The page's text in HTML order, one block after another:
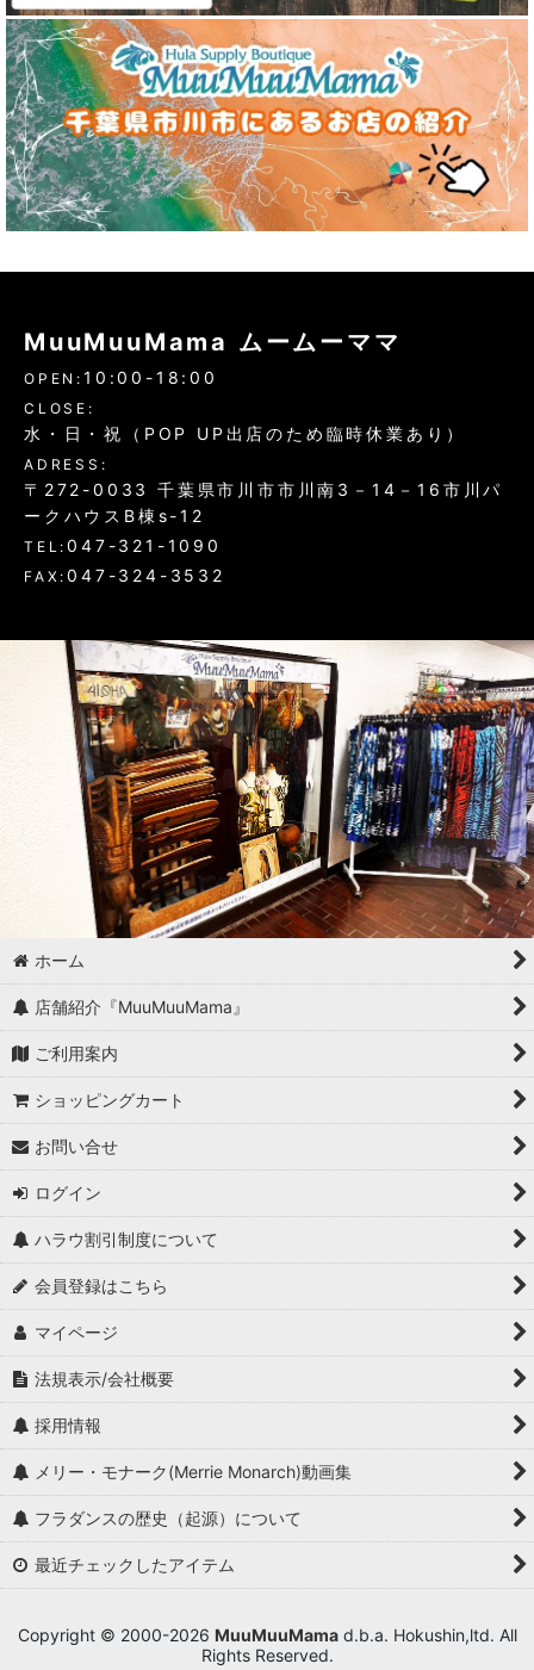
MuuMuuMama ムームーママ
OPEN: 10:00-18:00
CLOSE:
水・日・祝（POP UP出店のため臨時休業あり）
ADRESS:
〒272-0033 千葉県市川市市川南3－14－16市川パ
ークハウスB棟s-12
TEL:047-321-1090
FAX:047-324-3532
ホーム
店舗紹介『MuuMuuMama』
ご利用案内
ショッピングカート
お問い合せ
ログイン
ハラウ割引制度について
会員登録はこちら
マイページ
法規表示/会社概要
採用情報
メリー・モナーク(Merrie Monarch)動画集
フラダンスの歴史（起源）について
最近チェックしたアイテム
Copyright © 2000-2026 MuuMuuMamad.b.a. Hokushin,ltd. All
Rights Reserved.